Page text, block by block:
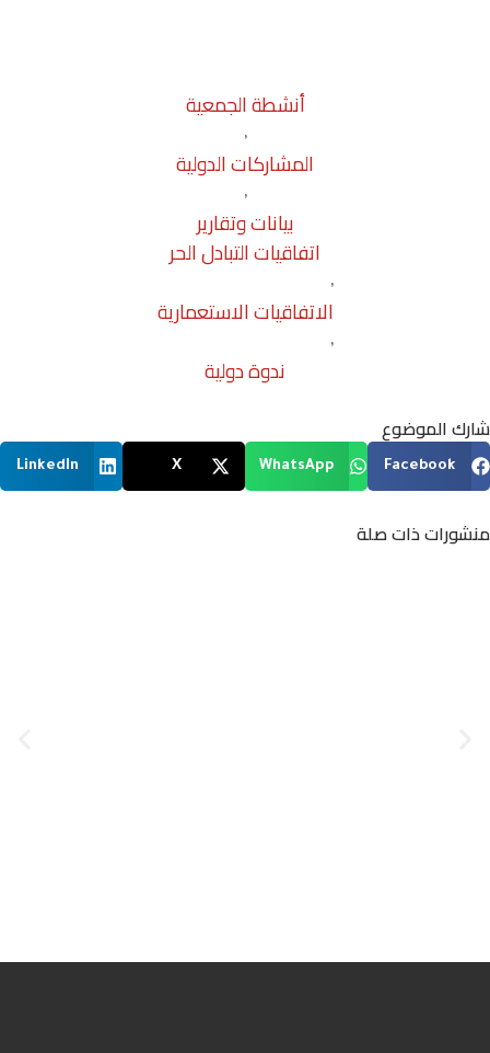
أنشطة الجمعية
,
المشاركات الدولية
,
بيانات وتقارير
اتفاقيات التبادل الحر
,
الاتفاقيات الاستعمارية
,
ندوة دولية
شارك الموضوع
Facebook
WhatsApp
X
LinkedIn
منشورات ذات صلة